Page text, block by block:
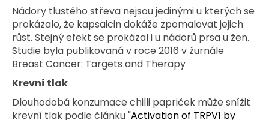
Nádory tlustého střeva nejsou jedinými u kterých se
prokázalo, že kapsaicin dokáže zpomalovat jejich
růst. Stejný efekt se prokázal i u nádorů prsa u žen.
Studie byla publikovaná v roce 2016 v žurnále
Breast Cancer: Targets and Therapy
Krevní tlak
Dlouhodobá konzumace chilli papriček může snížit
krevní tlak podle článku"Activation of TRPV1 by